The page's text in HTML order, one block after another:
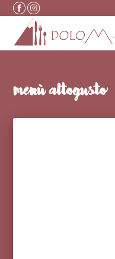
Vai al contenuto
menù altogusto